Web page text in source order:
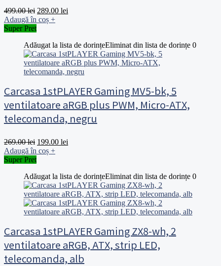
499.00lei Prețul
inițial
499.00 lei.
289.00 lei
Adaugă în coș +
Super Pret
Adăugat la lista de dorințeEliminat din lista de dorințe 0
Carcasa 1stPLAYER Gaming MV5-bk, 5
ventilatoare aRGB plus PWM, Micro-ATX,
telecomanda, negru
269.00lei Prețul
inițial
269.00 lei.
199.00 lei
Adaugă în coș +
Super Pret
Adăugat la lista de dorințeEliminat din lista de dorințe 0
Carcasa 1stPLAYER Gaming ZX8-wh, 2
ventilatoare aRGB, ATX, strip LED,
telecomanda, alb